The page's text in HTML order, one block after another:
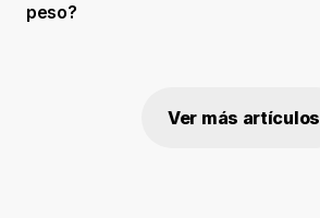
peso?
Ver más artículos